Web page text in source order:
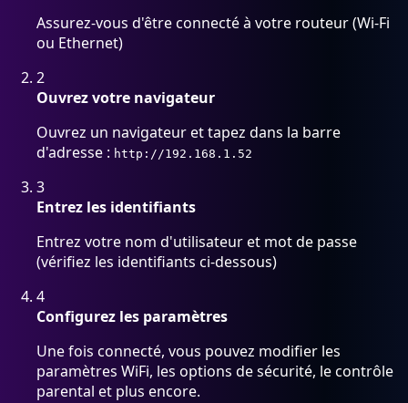
Assurez-vous d'être connecté à votre routeur (Wi-Fi
ou Ethernet)
2
Ouvrez votre navigateur
Ouvrez un navigateur et tapez dans la barre
d'adresse : http://192.168.1.52
3
Entrez les identifiants
Entrez votre nom d'utilisateur et mot de passe
(vérifiez les identifiants ci-dessous)
4
Configurez les paramètres
Une fois connecté, vous pouvez modifier les
paramètres WiFi, les options de sécurité, le contrôle
parental et plus encore.